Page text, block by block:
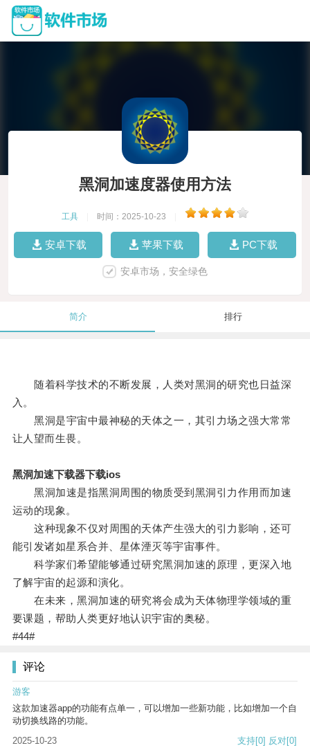
黑洞加速度器使用方法
工具 时间：2025-10-23
安卓下载 苹果下载 PC下载
安卓市场，安全绿色
简介 排行
随着科学技术的不断发展，人类对黑洞的研究也日益深
入。
黑洞是宇宙中最神秘的天体之一，其引力场之强大常常
让人望而生畏。
黑洞加速下载器下载ios
黑洞加速是指黑洞周围的物质受到黑洞引力作用而加速
运动的现象。
这种现象不仅对周围的天体产生强大的引力影响，还可
能引发诸如星系合并、星体湮灭等宇宙事件。
科学家们希望能够通过研究黑洞加速的原理，更深入地
了解宇宙的起源和演化。
在未来，黑洞加速的研究将会成为天体物理学领域的重
要课题，帮助人类更好地认识宇宙的奥秘。
#44#
评论
游客
这款加速器app的功能有点单一，可以增加一些新功能，比如增加一个自
动切换线路的功能。
2025-10-23
支持[0] 反对[0]